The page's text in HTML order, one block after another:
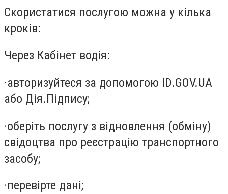
Скористатися послугою можна у кілька
кроків:
Через Кабінет водія:
·авторизуйтеся за допомогою ID.GOV.UA
або Дія.Підпису;
·оберіть послугу з відновлення (обміну)
свідоцтва про реєстрацію транспортного
засобу;
·перевірте дані;